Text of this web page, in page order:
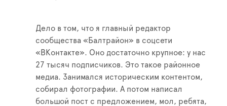
Дело в том, что я главный редактор
сообщества «Балтрайон» в соцсети
«ВКонтакте». Оно достаточно крупное: у нас
27 тысяч подписчиков. Это такое районное
медиа. Занимался историческим контентом,
собирал фотографии. А потом написал
большой пост с предложением, мол, ребята,